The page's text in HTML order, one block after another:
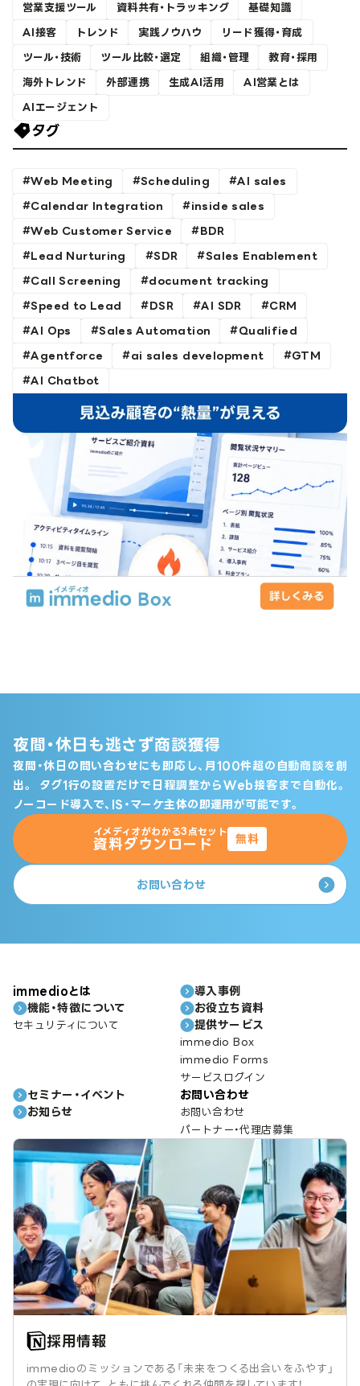
営業支援ツール 資料共有・トラッキング 基礎知識
AI接客 トレンド 実践ノウハウ リード獲得・育成
ツール・技術 ツール比較・選定 組織・管理 教育・採用
海外トレンド 外部連携 生成AI活用 AI営業とは
AIエージェント
タグ
Web Meeting Scheduling AI sales
Calendar Integration inside sales
Web Customer Service BDR
Lead Nurturing SDR Sales Enablement
Call Screening document tracking
Speed to Lead DSR AI SDR CRM
AI Ops Sales Automation Qualified
Agentforce ai sales development GTM
AI Chatbot
夜間・休日も逃さず商談獲得
夜間・休日の問い合わせにも即応し、月100件超の自動商談を創
出。
タグ1行の設置だけで日程調整からWeb接客まで自動化。
ノーコード導入で、IS・マーケ主体の即運用が可能です。
イメディオがわかる3点セット
資料ダウンロード 無料
お問い合わせ
immedioとは
機能・特徴について
セキュリティについて
導入事例
お役立ち資料
提供サービス
immedio Box
immedio Forms
サービスログイン
セミナー・イベント
お知らせ
お問い合わせ
お問い合わせ
パートナー・代理店募集
採用情報
immedioのミッションである「未来をつくる出会いをふやす」